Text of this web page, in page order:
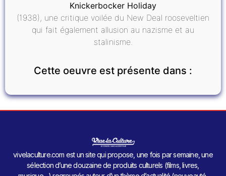
Knickerbocker Holiday
(1938), une critique voilée du New Deal rooseveltien
qui fait également allusion au nazisme et au
stalinisme.
Cette oeuvre est présente dans :
vivelaculture.com est un site qui propose, une fois par semaine, une
sélection d’une douzaine de produits culturels (films, livres,